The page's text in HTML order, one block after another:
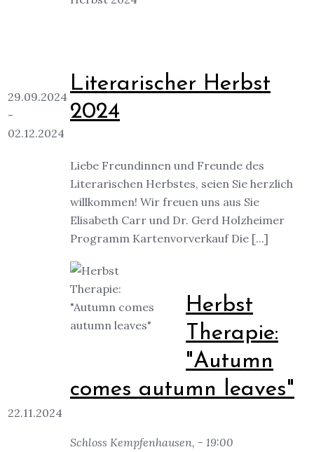
29.09.2024
-
02.12.2024
Literarischer Herbst
2024
Liebe Freundinnen und Freunde des
Literarischen Herbstes, seien Sie herzlich
willkommen! Wir freuen uns aus Sie
Elisabeth Carr und Dr. Gerd Holzheimer
Programm Kartenvorverkauf Die [...]
22.11.2024
Herbst
Therapie:
"Autumn
comes autumn leaves"
Schloss Kempfenhausen, - 19:00